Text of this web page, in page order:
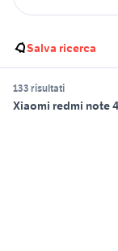
Salva ricerca
133 risultati
Xiaomi redmi note